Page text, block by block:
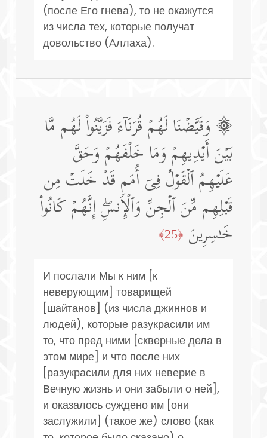
(после Его гнева), то не окажутся
из числа тех, которые получат
довольство (Аллаха).
۞ وَقَیَّضۡنَا لَهُمۡ قُرَنَاۤءَ فَزَیَّنُوا۟ لَهُم مَّا
بَیۡنَ أَیۡدِیهِمۡ وَمَا خَلۡفَهُمۡ وَحَقَّ
عَلَیۡهِمُ ٱلۡقَوۡلُ فِیۤ أُمَمࣲ قَدۡ خَلَتۡ مِن
قَبۡلِهِم مِّنَ ٱلۡجِنِّ وَٱلۡإِنسِۖ إِنَّهُمۡ كَانُوا۟
خَـٰسِرِینَ ﴿25﴾
И послали Мы к ним [к
неверующим] товарищей
[шайтанов] (из числа джиннов и
людей), которые разукрасили им
то, что пред ними [скверные дела в
этом мире] и что после них
[разукрасили для них неверие в
Вечную жизнь и они забыли о ней],
и оказалось суждено им [они
заслужили] (такое же) слово (как